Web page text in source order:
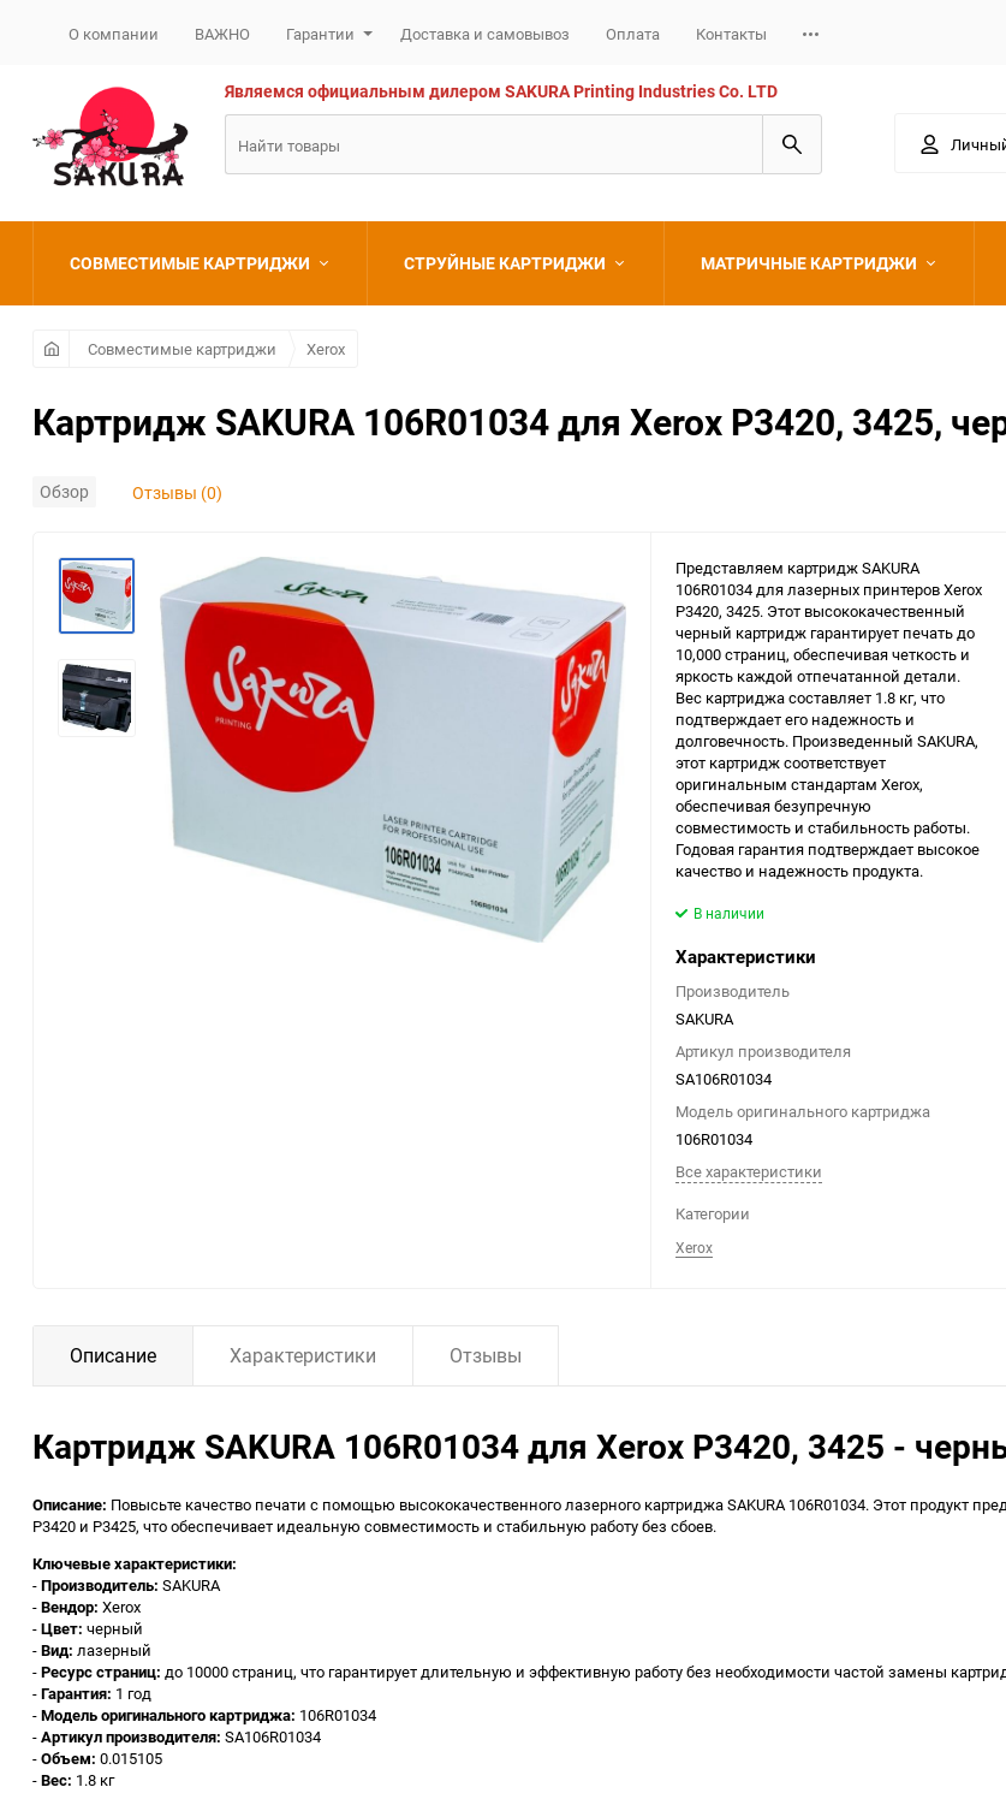
О компании ВАЖНО Гарантии Доставка и самовывоз Оплата Контакты
Являемся официальным дилером SAKURA Printing Industries Co. LTD
Brother
Konica Minolta
Kyocera Mita
Lexmark
СОВМЕСТИМЫЕ КАРТРИДЖИ
Canon
СТРУЙНЫЕ КАРТРИДЖИ МАТРИЧНЫЕ КАРТРИДЖИ
Совместимые картриджи Xerox
Картридж SAKURA 106R01034 для Xerox P3420, 3425,
Обзор Отзывы (0)
Представляем картридж SAKURA
106R01034 для лазерных принтеров Xerox
P3420, 3425. Этот высококачественный
черный картридж гарантирует печать до
10,000 страниц, обеспечивая четкость и
яркость каждой отпечатанной детали.
Вес картриджа составляет 1.8 кг, что
подтверждает его надежность и
долговечность. Произведенный SAKURA,
этот картридж соответствует
оригинальным стандартам Xerox,
обеспечивая безупречную
совместимость и стабильность работы.
Годовая гарантия подтверждает высокое
качество и надежность продукта.
В наличии
Характеристики
Производитель
SAKURA
Артикул производителя
SA106R01034
Модель оригинального картриджа
106R01034
Все характеристики
Категории
Xerox
Описание Характеристики Отзывы
Картридж SAKURA 106R01034 для Xerox P3420, 3425 -
Описание: Повысьте качество печати с помощью высококачественного лазерного картриджа SAKURA 106R01034. Этот продукт
P3420 и P3425, что обеспечивает идеальную совместимость и стабильную работу без сбоев.
Ключевые характеристики:
-Производитель: SAKURA
-Вендор: Xerox
-Цвет: черный
-Вид: лазерный
-Ресурс страниц: до 10000 страниц, что гарантирует длительную и эффективную работу без необходимости частой замены
-Гарантия: 1 год
-Модель оригинального картриджа: 106R01034
-Артикул производителя: SA106R01034
-Объем: 0.015105
-Вес: 1.8 кг